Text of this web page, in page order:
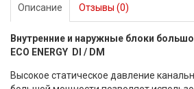
Описание Отзывы (0)
Внутренние и наружные блоки
ECO ENERGY DI / DM
Высокое статическое давление